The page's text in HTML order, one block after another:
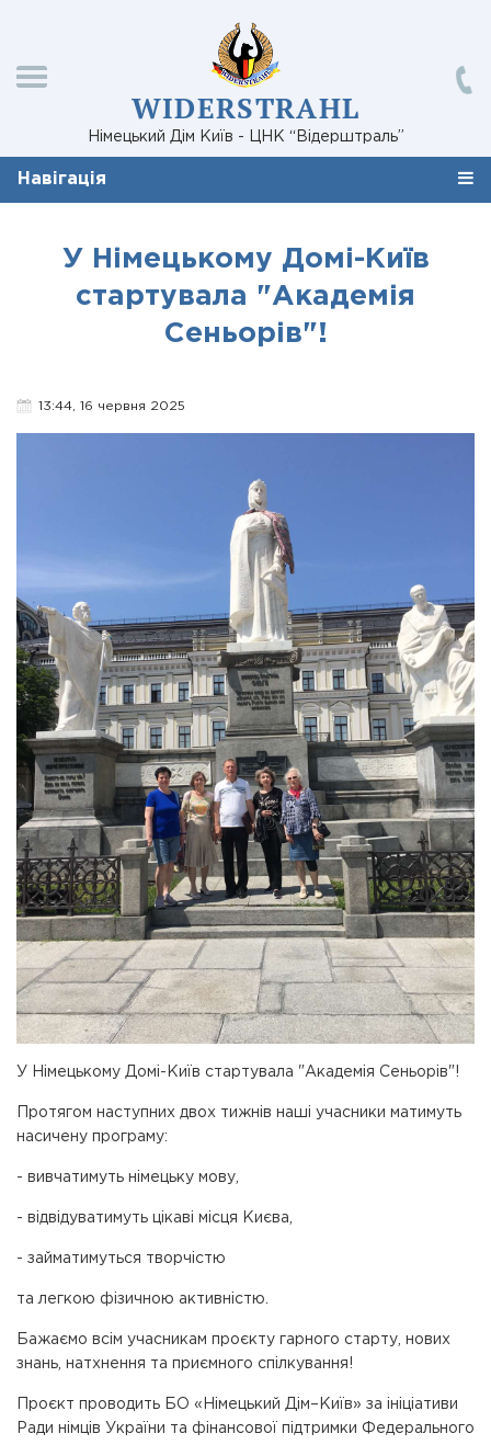
WIDERSTRAHL
Німецький Дім Київ - ЦНК “Відерштраль”
Навігація
У Німецькому Домі-Київ
стартувала "Академія
Сеньорів"!
13:44, 16 червня 2025
У Німецькому Домі-Київ стартувала "Академія Сеньорів"!
Протягом наступних двох тижнів наші учасники матимуть
насичену програму:
- вивчатимуть німецьку мову,
- відвідуватимуть цікаві місця Києва,
- займатимуться творчістю
та легкою фізичною активністю.
Бажаємо всім учасникам проєкту гарного старту, нових
знань, натхнення та приємного спілкування!
Проєкт проводить БО «Німецький Дім–Київ» за ініціативи
Ради німців України та фінансової підтримки Федерального